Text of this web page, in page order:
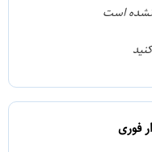
نشده است
فوری